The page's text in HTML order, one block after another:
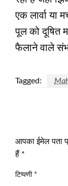
एक लार्वा या
पूल को दूषित
फैलाने वाले
Tagged:
आपका ईमेल पता
हैं *
टिप्पणी *